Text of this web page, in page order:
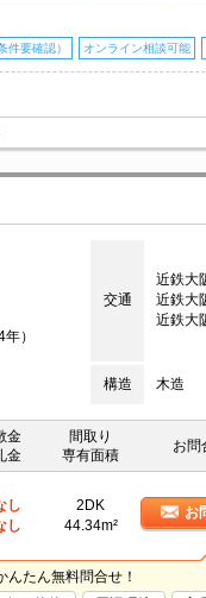
要確認） オンライン相談可能
交通
近鉄大
近鉄大
近鉄大
）
構造 木造
金
金
間取り
専有面積
お問
し
し
2DK
44.34m²
お
たん無料問合せ！